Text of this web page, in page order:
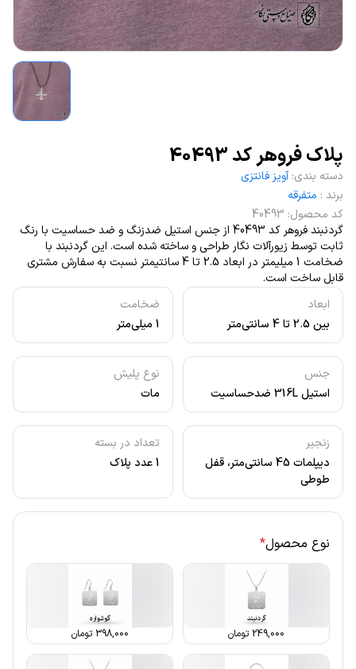
پلاک فروهر کد 40493
ابعاد
بین 2.5 تا 4 سانتی‌متر
ضخامت
1 میلی‌متر
جنس
استیل 316L ضدحساسیت
نوع پلیش
مات
زنجیر
دیپلمات 45 سانتی‌متر، قفل
طوطی
تعداد در بسته
1 عدد پلاک
دسته بندی: آویز فانتزی
برند : متفرقه
کد محصول:
40493
گردنبند فروهر کد 40493 از جنس استیل ضدزنگ و ضد حساسیت با رنگ
ثابت توسط زیورآلات نگار طراحی و ساخته شده است. این گردنبند با
ضخامت 1 میلیمتر در ابعاد 2.5 تا 4 سانتیمتر نسبت به سفارش مشتری
قابل ساخت است.
نوع محصول*
249,000 تومان 398,000 تومان